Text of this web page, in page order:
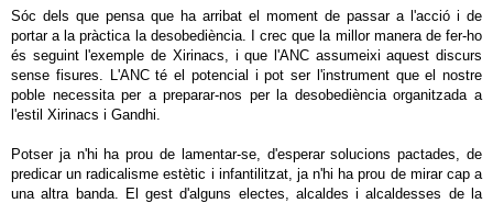
Sóc dels que pensa que ha arribat el moment de passar a l'acció i de
portar a la pràctica la desobediència. I crec que la millor manera de fer-ho
és seguint l'exemple de Xirinacs, i que l'ANC assumeixi aquest discurs
sense fisures. L'ANC té el potencial i pot ser l'instrument que el nostre
poble necessita per a preparar-nos per la desobediència organitzada a
l'estil Xirinacs i Gandhi.
Potser ja n'hi ha prou de lamentar-se, d'esperar solucions pactades, de
predicar un radicalisme estètic i infantilitzat, ja n'hi ha prou de mirar cap a
una altra banda. El gest d'alguns electes, alcaldes i alcaldesses de la